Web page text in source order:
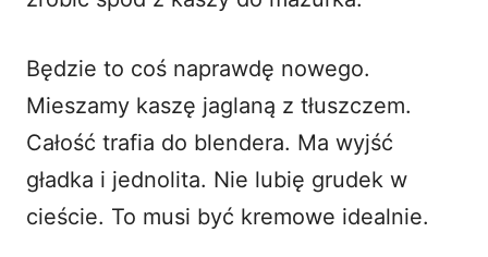
Będzie to coś naprawdę nowego.
Mieszamy kaszę jaglaną z tłuszczem.
Całość trafia do blendera. Ma wyjść
gładka i jednolita. Nie lubię grudek w
cieście. To musi być kremowe idealnie.